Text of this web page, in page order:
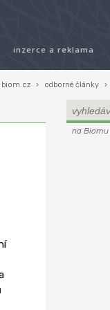
inzerce a reklama
biom.cz › odborné články ›
na Biomu